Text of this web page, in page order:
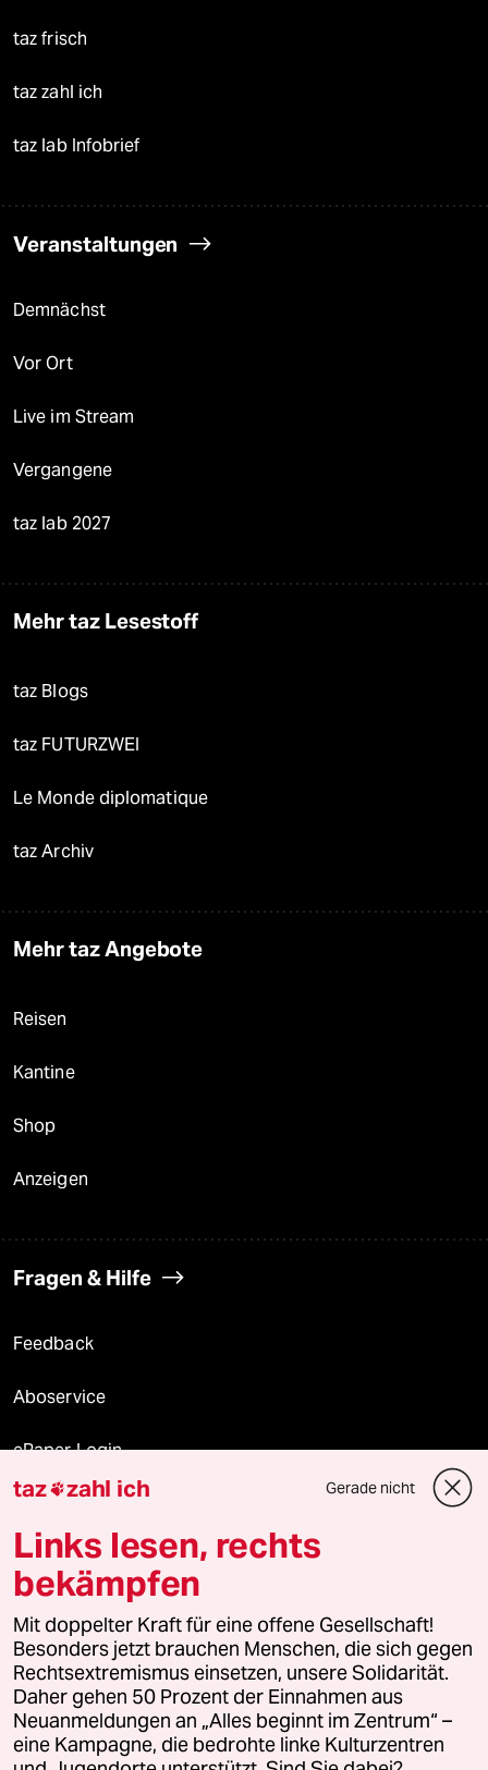
taz frisch
taz zahl ich
taz lab Infobrief
Veranstaltungen
Demnächst
Vor Ort
Live im Stream
Vergangene
taz lab 2027
Mehr taz Lesestoff
taz Blogs
taz FUTURZWEI
Le Monde diplomatique
taz Archiv
Mehr taz Angebote
Reisen
Kantine
Shop
Anzeigen
Fragen & Hilfe
Feedback
Aboservice
ePaper Login
Downloads für Abonnierende
© 2026 taz Verlags und Vertriebs GmbH
Alle Rechte vorbehalten. Bei rechtlichen Fragen oder für Genehmigungen
wenden Sie sich bitte an lizenzen@taz.de
Feedback Redaktionsstatut Kommune-Richtlinien
Leitlinie Informant Datenschutz Impressum AGB
taz zahl ich Gerade nicht
Links lesen, rechts
bekämpfen
Mit doppelter Kraft für eine offene Gesellschaft!
Besonders jetzt brauchen Menschen, die sich gegen
Rechtsextremismus einsetzen, unsere Solidarität.
Daher gehen 50 Prozent der Einnahmen aus
Neuanmeldungen an „Alles beginnt im Zentrum“ –
eine Kampagne, die bedrohte linke Kulturzentren